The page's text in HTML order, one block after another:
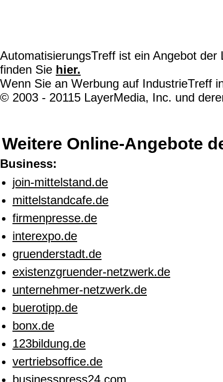
AutomatisierungsTreff ist ein Angebot
finden Sie hier.
Wenn Sie an Werbung auf IndustrieTreff
© 2003 - 20115 LayerMedia, Inc. und
Weitere Online-Angebote
Business:
join-mittelstand.de
mittelstandcafe.de
firmenpresse.de
interexpo.de
gruenderstadt.de
existenzgruender-netzwerk.de
unternehmer-netzwerk.de
buerotipp.de
bonx.de
123bildung.de
vertriebsoffice.de